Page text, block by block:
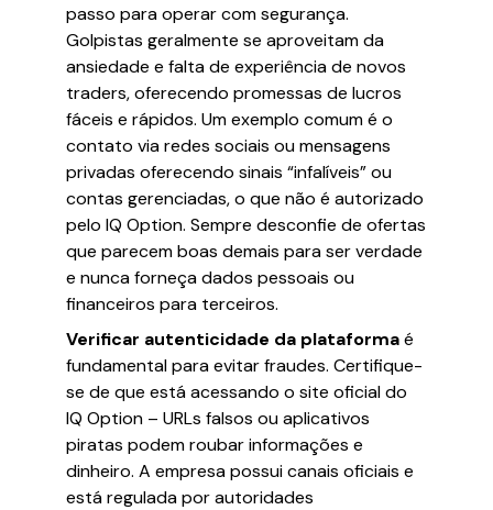
passo para operar com segurança.
Golpistas geralmente se aproveitam da
ansiedade e falta de experiência de novos
traders, oferecendo promessas de lucros
fáceis e rápidos. Um exemplo comum é o
contato via redes sociais ou mensagens
privadas oferecendo sinais “infalíveis” ou
contas gerenciadas, o que não é autorizado
pelo IQ Option. Sempre desconfie de ofertas
que parecem boas demais para ser verdade
e nunca forneça dados pessoais ou
financeiros para terceiros.
Verificar autenticidade da plataformaé
fundamental para evitar fraudes. Certifique-
se de que está acessando o site oficial do
IQ Option – URLs falsos ou aplicativos
piratas podem roubar informações e
dinheiro. A empresa possui canais oficiais e
está regulada por autoridades